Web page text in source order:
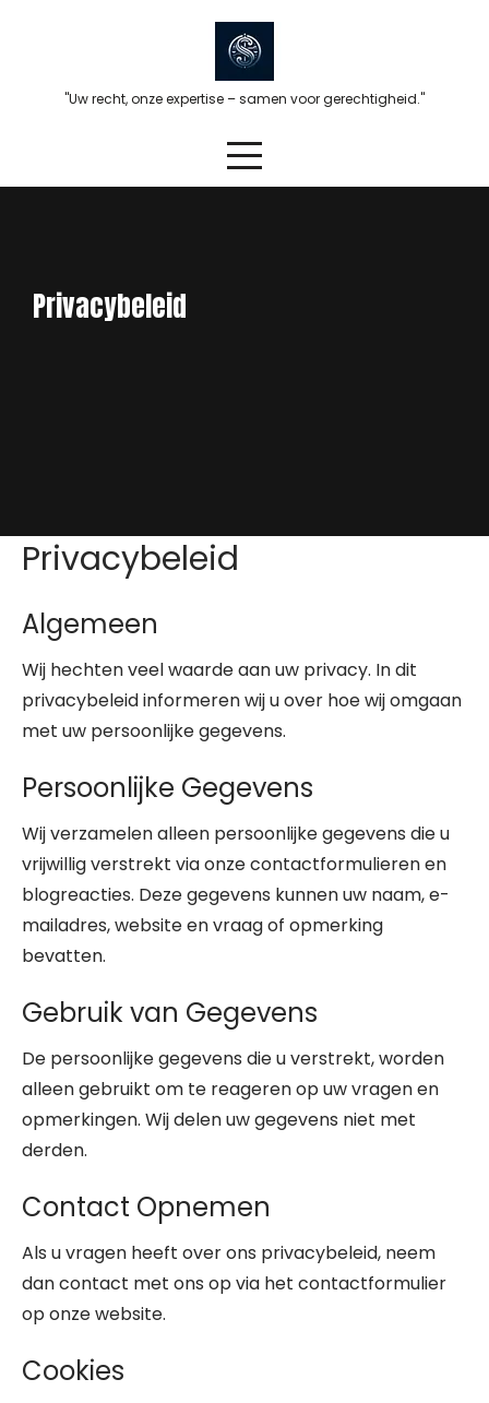
"Uw recht, onze expertise – samen voor gerechtigheid."
Privacybeleid
Privacybeleid
Algemeen
Wij hechten veel waarde aan uw privacy. In dit
privacybeleid informeren wij u over hoe wij omgaan
met uw persoonlijke gegevens.
Persoonlijke Gegevens
Wij verzamelen alleen persoonlijke gegevens die u
vrijwillig verstrekt via onze contactformulieren en
blogreacties. Deze gegevens kunnen uw naam, e-
mailadres, website en vraag of opmerking
bevatten.
Gebruik van Gegevens
De persoonlijke gegevens die u verstrekt, worden
alleen gebruikt om te reageren op uw vragen en
opmerkingen. Wij delen uw gegevens niet met
derden.
Contact Opnemen
Als u vragen heeft over ons privacybeleid, neem
dan contact met ons op via het contactformulier
op onze website.
Cookies